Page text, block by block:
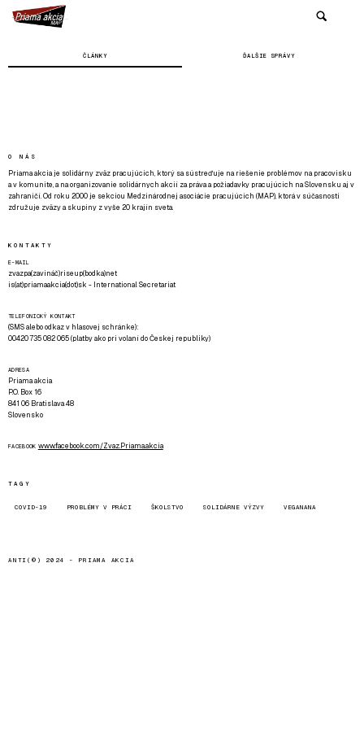
ČLÁNKY ĎALŠIE SPRÁVY
O NÁS
Priama akcia je solidárny zväz pracujúcich, ktorý sa sústreďuje na riešenie problémov na pracovisku
a v komunite, a na organizovanie solidárnych akcií za práva a požiadavky pracujúcich na Slovensku aj v
zahraničí. Od roku 2000 je sekciou Medzinárodnej asociácie pracujúcich (MAP), ktorá v súčasnosti
združuje zväzy a skupiny z vyše 20 krajín sveta.
KONTAKTY
E-MAIL
zvazpa(zavináč)riseup(bodka)net
is(at)priamaakcia(dot)sk - International Secretariat
TELEFONICKÝ KONTAKT
(SMS alebo odkaz v hlasovej schránke):
00420 735 082 065 (platby ako pri volaní do Českej republiky)
ADRESA
Priama akcia
P.O. Box 16
841 06 Bratislava 48
Slovensko
FACEBOOK www.facebook.com/Zvaz.Priama.akcia
TAGY
COVID-19 PROBLÉMY V PRÁCI ŠKOLSTVO SOLIDÁRNE VÝZVY VEGANANA
ANTI(©) 2024 - PRIAMA AKCIA